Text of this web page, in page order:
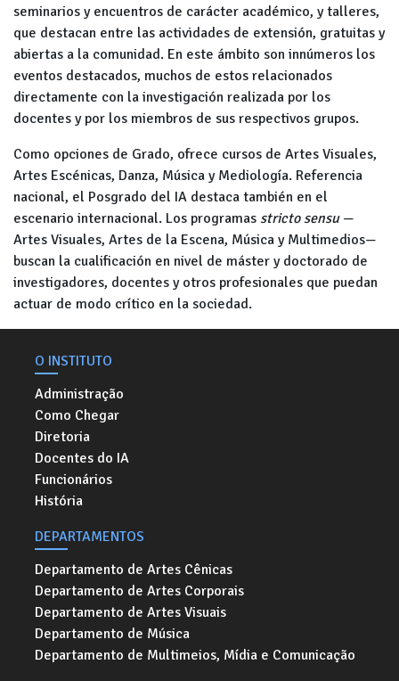
seminarios y encuentros de carácter académico, y talleres,
que destacan entre las actividades de extensión, gratuitas y
abiertas a la comunidad. En este ámbito son innúmeros los
eventos destacados, muchos de estos relacionados
directamente con la investigación realizada por los
docentes y por los miembros de sus respectivos grupos.
Como opciones de Grado, ofrece cursos de Artes Visuales,
Artes Escénicas, Danza, Música y Mediología. Referencia
nacional, el Posgrado del IA destaca también en el
escenario internacional. Los programas stricto sensu—
Artes Visuales, Artes de la Escena, Música y Multimedios—
buscan la cualificación en nivel de máster y doctorado de
investigadores, docentes y otros profesionales que puedan
actuar de modo crítico en la sociedad.
O INSTITUTO
Administração
Como Chegar
Diretoria
Docentes do IA
Funcionários
História
DEPARTAMENTOS
Departamento de Artes Cênicas
Departamento de Artes Corporais
Departamento de Artes Visuais
Departamento de Música
Departamento de Multimeios, Mídia e Comunicação